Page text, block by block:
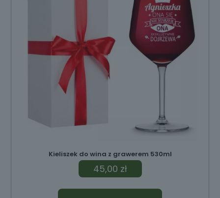
Kieliszek do wina z grawerem 530ml
45,00 zł